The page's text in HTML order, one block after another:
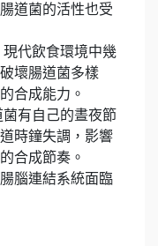
道菌的活性也受
現代飲食環境中幾
壞腸道菌多樣
合成能力。
菌有自己的晝夜節
時鐘失調，影響
合成節奏。
腦連結系統面臨